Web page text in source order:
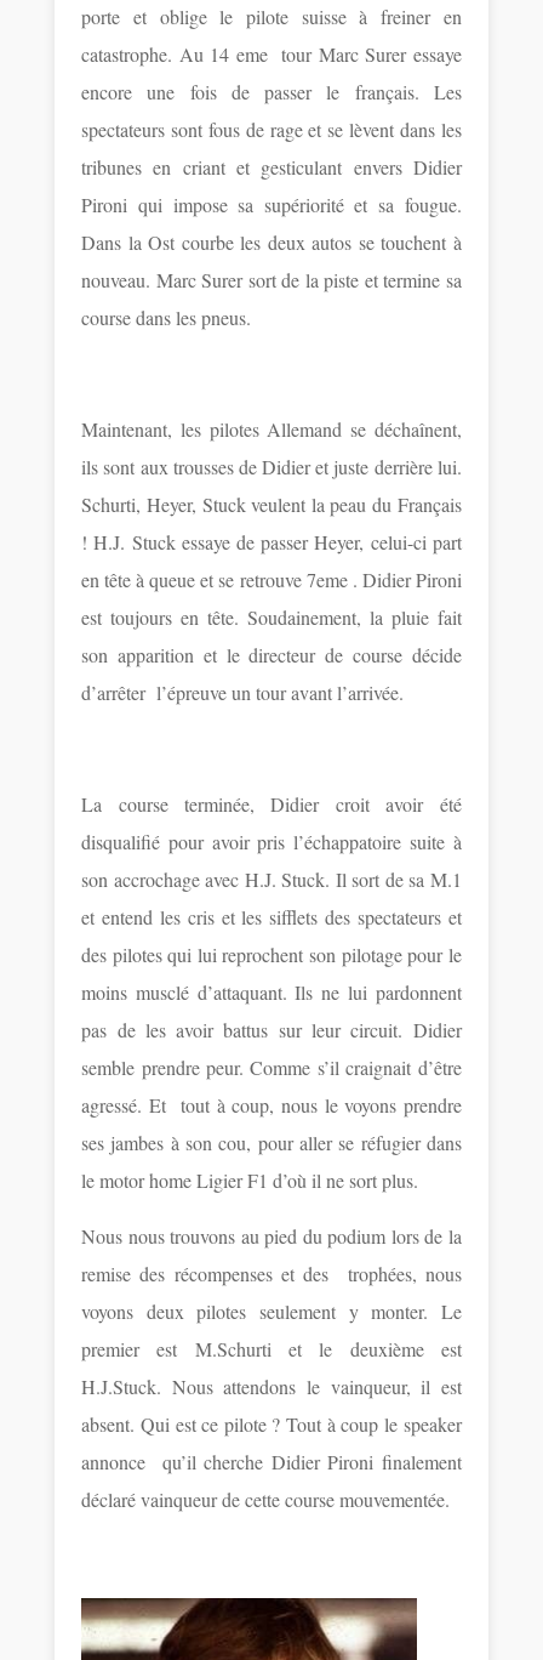
porte et oblige le pilote suisse à freiner en
catastrophe. Au 14 eme tour Marc Surer essaye
encore une fois de passer le français. Les
spectateurs sont fous de rage et se lèvent dans les
tribunes en criant et gesticulant envers Didier
Pironi qui impose sa supériorité et sa fougue.
Dans la Ost courbe les deux autos se touchent à
nouveau. Marc Surer sort de la piste et termine sa
course dans les pneus.
Maintenant, les pilotes Allemand se déchaînent,
ils sont aux trousses de Didier et juste derrière lui.
Schurti, Heyer, Stuck veulent la peau du Français
! H.J. Stuck essaye de passer Heyer, celui-ci part
en tête à queue et se retrouve 7eme . Didier Pironi
est toujours en tête. Soudainement, la pluie fait
son apparition et le directeur de course décide
d’arrêter l’épreuve un tour avant l’arrivée.
La course terminée, Didier croit avoir été
disqualifié pour avoir pris l’échappatoire suite à
son accrochage avec H.J. Stuck. Il sort de sa M.1
et entend les cris et les sifflets des spectateurs et
des pilotes qui lui reprochent son pilotage pour le
moins musclé d’attaquant. Ils ne lui pardonnent
pas de les avoir battus sur leur circuit. Didier
semble prendre peur. Comme s’il craignait d’être
agressé. Et tout à coup, nous le voyons prendre
ses jambes à son cou, pour aller se réfugier dans
le motor home Ligier F1 d’où il ne sort plus.
Nous nous trouvons au pied du podium lors de la
remise des récompenses et des trophées, nous
voyons deux pilotes seulement y monter. Le
premier est M.Schurti et le deuxième est
H.J.Stuck. Nous attendons le vainqueur, il est
absent. Qui est ce pilote ? Tout à coup le speaker
annonce
qu’il cherche Didier Pironi finalement
déclaré vainqueur de cette course mouvementée.